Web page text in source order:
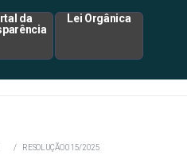
da
Lei Orgânica
RESOLUÇÃO 015/2025